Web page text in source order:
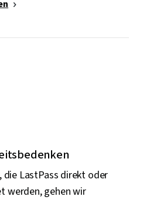
die LastPass direkt oder
werden, gehen wir